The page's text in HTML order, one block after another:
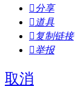
分享
 道具
 复制链接
举报
取消